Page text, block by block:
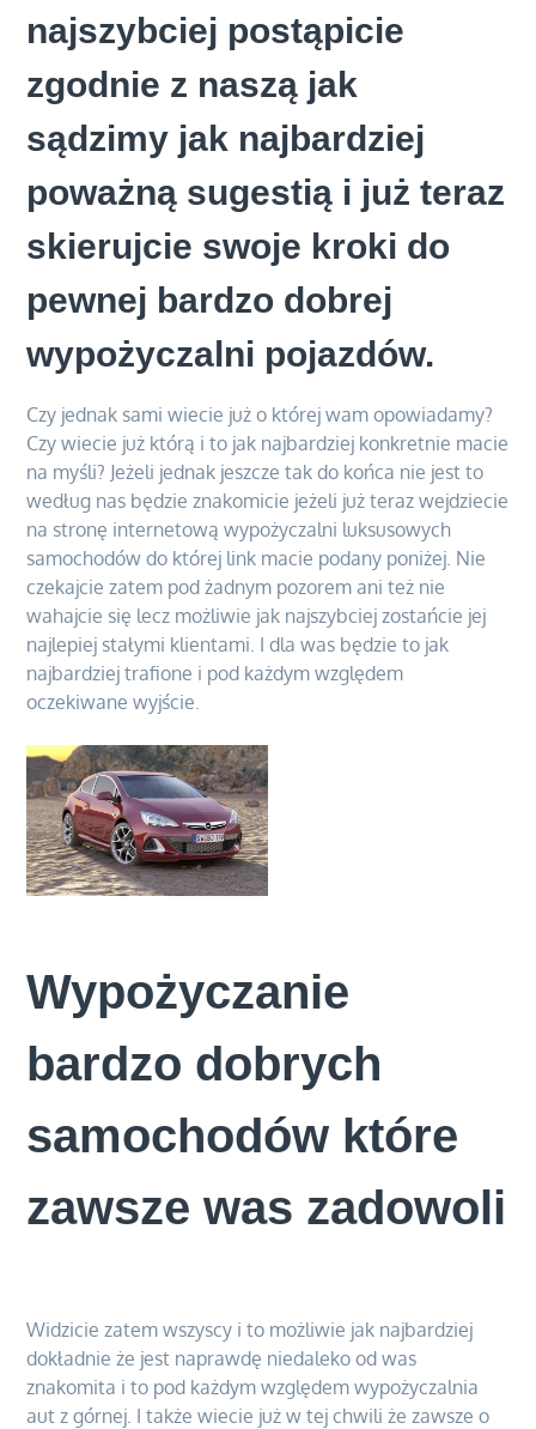
najszybciej postąpicie
zgodnie z naszą jak
sądzimy jak najbardziej
poważną sugestią i już teraz
skierujcie swoje kroki do
pewnej bardzo dobrej
wypożyczalni pojazdów.
Czy jednak sami wiecie już o której wam opowiadamy?
Czy wiecie już którą i to jak najbardziej konkretnie macie
na myśli? Jeżeli jednak jeszcze tak do końca nie jest to
według nas będzie znakomicie jeżeli już teraz wejdziecie
na stronę internetową wypożyczalni luksusowych
samochodów do której link macie podany poniżej. Nie
czekajcie zatem pod żadnym pozorem ani też nie
wahajcie się lecz możliwie jak najszybciej zostańcie jej
najlepiej stałymi klientami. I dla was będzie to jak
najbardziej trafione i pod każdym względem
oczekiwane wyjście.
Wypożyczanie
bardzo dobrych
samochodów które
zawsze was zadowoli
Widzicie zatem wszyscy i to możliwie jak najbardziej
dokładnie że jest naprawdę niedaleko od was
znakomita i to pod każdym względem wypożyczalnia
aut z górnej. I także wiecie już w tej chwili że zawsze o